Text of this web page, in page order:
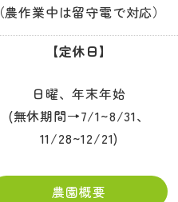
（農作業中は留守電で対応）
【定休日】
日曜、年末年始
(無休期間→7/1~8/31、
11/28~12/21)
農園概要